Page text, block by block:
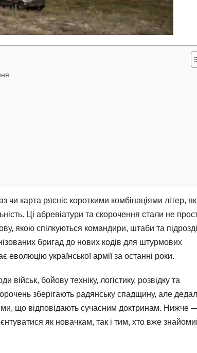
карта рясніє короткими комбінаціями літер,
Ці абревіатури та скорочення стали не
якою спілкуються командири, штаби та
бригад до нових кодів для штурмових
української армії за останні роки.
бойову техніку, логістику, розвідку та
зберігають радянську спадщину, але
що відповідають сучасним доктринам. Нижче
як новачкам, так і тим, хто вже